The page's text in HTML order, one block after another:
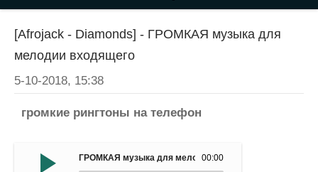
[Afrojack - Diamonds] - ГРОМКАЯ музыка для
мелодии входящего
5-10-2018, 15:38
громкие рингтоны на телефон
00:00
ГРОМКАЯ музыка для мелодии входящего - (Afrojack -